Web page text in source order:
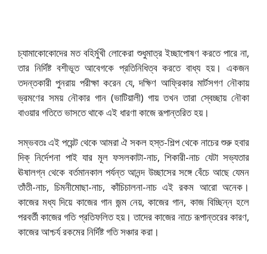
চ্যামাকোকোদের মত বহির্মুখী লোকেরা শুধুমাত্র ইচ্ছাপোষণ করতে পারে না,
তার নির্দিষ্ট বশীভূত আবেগকে প্রতিনিধিত্ব করতে বাধ্য হয়। একজন
তদন্তকারী পুনরায় পরীক্ষা করেন যে, দক্ষিণ আফ্রিকার মার্টসগণ নৌকায়
ভ্রমণের সময় নৌকার গান (ভাটিয়ালী) গায় তখন তারা স্বেচ্ছায় নৌকা
বাওয়ার গতিতে ভাসতে থাকে এই ধারণা কাজে রূপান্তরিত হয়।
সম্ভবতঃ এই পয়েন্ট থেকে আমরা ঐ সকল হস্ত-শিল্প থেকে নাচের শুরু হবার
দিক্ নির্দেশনা পাই যার মূল ফসলকাটা-নাচ, শিকারী-নাচ যেটা সভ্যতার
ঊষালগ্ন থেকে বর্তমানকাল পর্যন্ত আনন্দ উচ্ছাসের সঙ্গে বেঁচে আছে যেমন
তাঁতী-নাচ, চিমনীমোছা-নাচ, কাঁচিচালনা-নাচ এই রকম আরো অনেক।
কাজের মধ্য দিয়ে কাজের গান জন্ম নেয়, কাজের গান, কাজ বিচ্ছিন্ন হলে
পরবর্তী কাজের গতি প্রতিফলিত হয়। তাদের কাজের নাচে রূপান্তরের কারণ,
কাজের আশ্চর্য রকমের নির্দিষ্ট গতি সঞ্চার করা।